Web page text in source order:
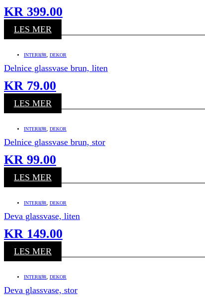
KR 399.00
LES MER
INTERIØR, DEKOR
Delnice glassvase brun, liten
KR 79.00
LES MER
INTERIØR, DEKOR
Delnice glassvase brun, stor
KR 99.00
LES MER
INTERIØR, DEKOR
Deva glassvase, liten
KR 149.00
LES MER
INTERIØR, DEKOR
Deva glassvase, stor